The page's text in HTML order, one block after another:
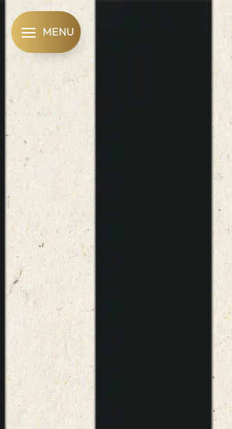
MENU